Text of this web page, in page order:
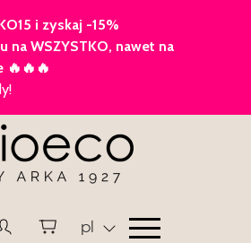
pl